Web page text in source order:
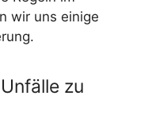
wir uns einige
zu